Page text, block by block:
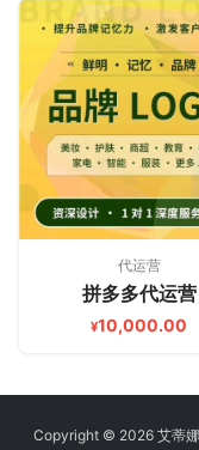
代运营
拼多多代运营
¥10,000.00
Copyright © 2026 艾蒂